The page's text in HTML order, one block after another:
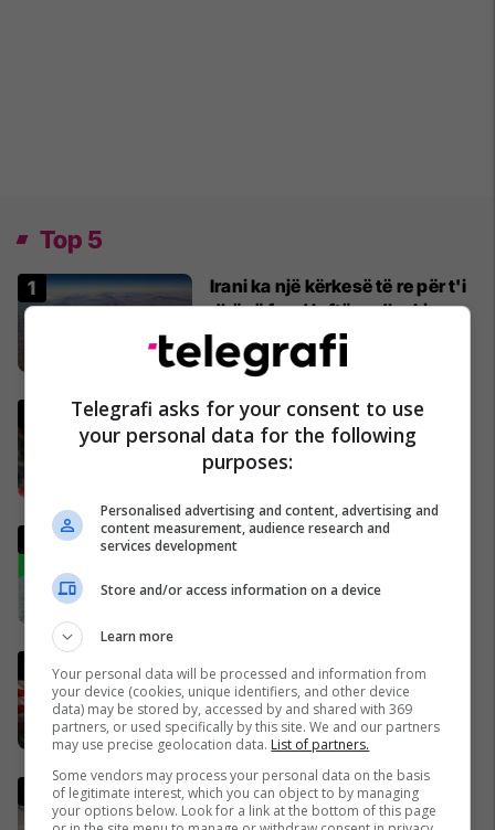
Top 5
Irani ka një kërkesë të re për t'i
dhënë fund luftës - dhe kjo
mund t'i sjellë miliarda dollarë
28/03/2026
Italia mund të kualifikohet në
Kupën e Botës 2026
pavarësisht humbjes nga
Analisti turk kritikon ashpër
ndaj Kosovës
Gjithçka ndodhi deri më 2 prill
nga lufta në Iran dhe Lindjen e
Mesme - MINUTË PAS MINUTE
17/03/2026
Trump publikon pamjet e
shkatërrimit të urës iraniane,
Telegrafi asks for your consent to use
your personal data for the following
purposes:
Personalised advertising and content, advertising and
content measurement, audience research and
services development
Store and/or access information on a device
Learn more
Your personal data will be processed and information from
your device (cookies, unique identifiers, and other device
data) may be stored by, accessed by and shared with 369
partners, or used specifically by this site. We and our partners
may use precise geolocation data. List of partners.
Some vendors may process your personal data on the basis
of legitimate interest, which you can object to by managing
your options below. Look for a link at the bottom of this page